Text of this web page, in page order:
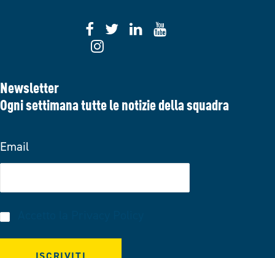
Newsletter
Ogni settimana tutte le notizie della squadra
Email